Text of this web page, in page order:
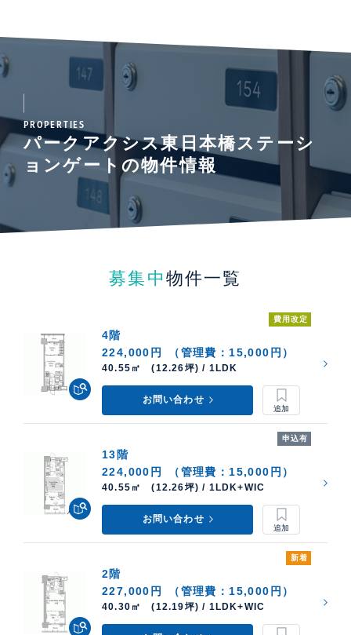
PROPERTIES
パークアクシス東日本橋ステーシ
ョンゲートの物件情報
募集中 物件一覧
費用改定
4階
224,000円
（管理費：15,000円）
40.55㎡ (12.26坪) / 1LDK
お問い合わせ
申込有
13階
224,000円
（管理費：15,000円）
40.55㎡ (12.26坪) / 1LDK+WIC
お問い合わせ
新着
2階
227,000円
（管理費：15,000円）
40.30㎡ (12.19坪) / 1LDK+WIC